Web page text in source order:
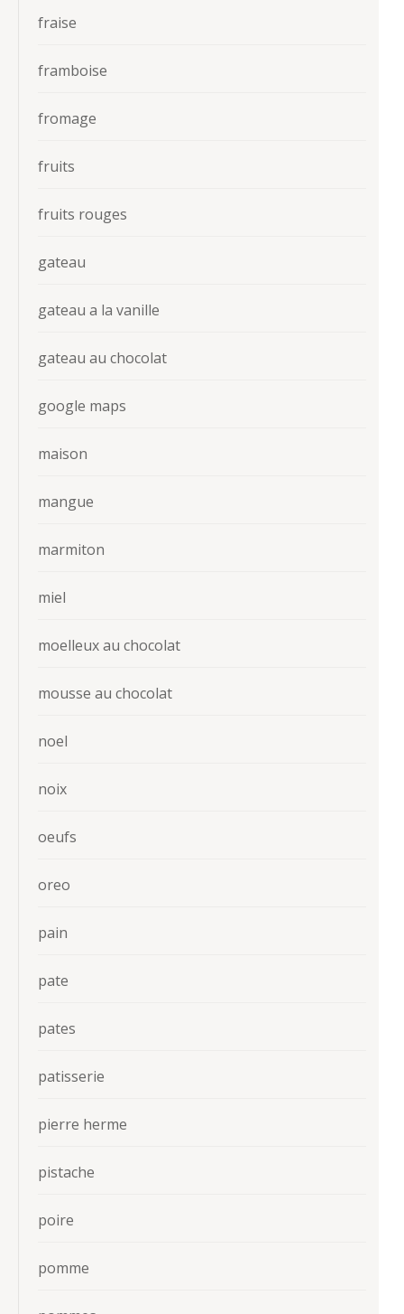
fraise
framboise
fromage
fruits
fruits rouges
gateau
gateau a la vanille
gateau au chocolat
google maps
maison
mangue
marmiton
miel
moelleux au chocolat
mousse au chocolat
noel
noix
oeufs
oreo
pain
pate
pates
patisserie
pierre herme
pistache
poire
pomme